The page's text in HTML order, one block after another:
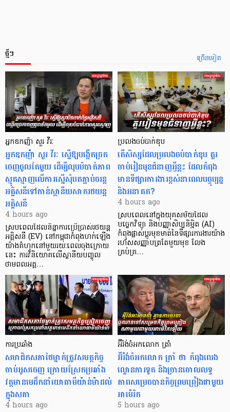
ច្រើនទៀត
ថ្មីៗ
អ្នកឧកញ៉ា សួរ វីរៈ
អ្នកឧកញ៉ា សួរ វីរៈ ស្នើឱ្យបង្កើតច្រក
ចេញចូលតែមួយ ដើម្បីលុបបំបាត់ភាព
ស្មុគស្មាញលើការស្នើសុំបតភ្ជាប់ចរន្ត
អគ្គិសនីទៅកាន់ស្ថានីយសាករថយន្ត
អគ្គិសនី
4 hours ago
ស្របពេលដែលនិន្នាការប្រើប្រាស់រថយន្ត
អគ្គិសនី (EV) នៅកម្ពុជាកំពុងហក់ឡើង
យ៉ាងគំហុកនៅមួយរយៈពេលចុងក្រោយ
នេះ ការវិនិយោគលើស្ថានីយបញ្ចូល
ថាមពលអគ្គ…
ប្រលងចប់បាក់ឌុប
តើសិស្សដែលប្រលងចប់បាក់ឌុប គួរ
ចាប់រៀនមុខជំនាញអ្វីខ្លះ ដែលកំពុង
មានទីផ្សារការងារខ្ពស់នាពេលបច្ចុប្បន្ន
និងអនាគត?
4 hours ago
ស្របពេលនៅក្នុងយុគសម័យដែល
បច្ចេកវិទ្យា និងបញ្ញាសិប្បនិម្មិត (AI)
កំពុងផ្លាស់ប្តូរមុខមាត់នៃទីផ្សារការងារយ៉ាង
រហ័សសញ្ញាបត្រតែមួយមុខ លែង
គ្រប់គ្រ…
ការប្រឆាំង
សមាជិកសភាថៃម្នាក់ត្រូវសមត្ថកិច្ច
ចាប់អូសចេញ ក្រោយស្រែកប្រឆាំង
វត្តមានមេដឹកនាំយោធាមីយ៉ាន់ម៉ាដល់
ក្នុងសភា
4 hours ago
អ៊ីរ៉ង់ចំអកលោក ត្រាំ
អ៊ីរ៉ង់ចំអកលោក ត្រាំ ថា កំពុងលេង
ល្ខោនការទូត និងច្រានចោលលទ្ធ
ភាពសម្រេចបានកិច្ចព្រមព្រៀងជាមួយ
អាម៉េរិក
5 hours ago